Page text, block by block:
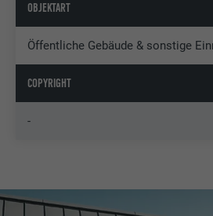
OBJEKTART
Öffentliche Gebäude & sonstige
COPYRIGHT
-